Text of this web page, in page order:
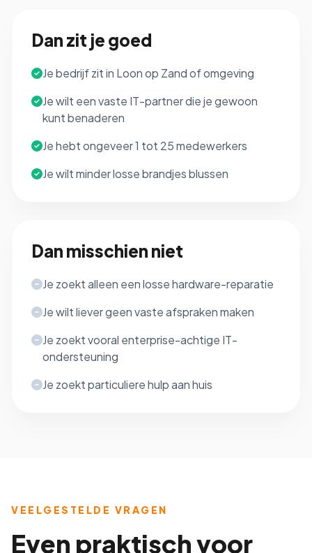
Dan zit je goed
Je bedrijf zit in Loon op Zand of omgeving
Je wilt een vaste IT-partner die je gewoon
kunt benaderen
Je hebt ongeveer 1 tot 25 medewerkers
Je wilt minder losse brandjes blussen
Dan misschien niet
Je zoekt alleen een losse hardware-reparatie
Je wilt liever geen vaste afspraken maken
Je zoekt vooral enterprise-achtige IT-
ondersteuning
Je zoekt particuliere hulp aan huis
VEELGESTELDE VRAGEN
Even praktisch voor